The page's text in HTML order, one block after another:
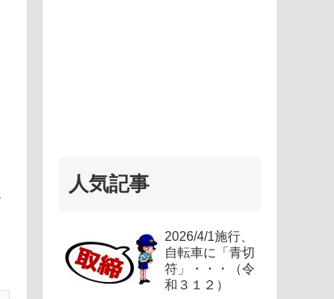
人気記事
2026/4/1施行、
自転車に「青切
符」・・・（令
和３１２）